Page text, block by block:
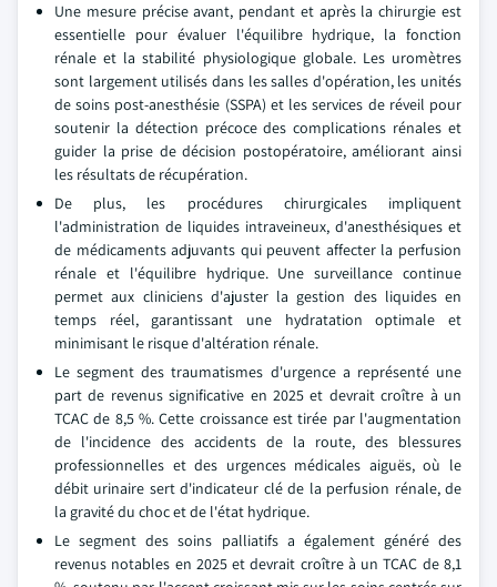
Une mesure précise avant, pendant et après la chirurgie est
essentielle pour évaluer l'équilibre hydrique, la fonction
rénale et la stabilité physiologique globale. Les uromètres
sont largement utilisés dans les salles d'opération, les unités
de soins post-anesthésie (SSPA) et les services de réveil pour
soutenir la détection précoce des complications rénales et
guider la prise de décision postopératoire, améliorant ainsi
les résultats de récupération.
De plus, les procédures chirurgicales impliquent
l'administration de liquides intraveineux, d'anesthésiques et
de médicaments adjuvants qui peuvent affecter la perfusion
rénale et l'équilibre hydrique. Une surveillance continue
permet aux cliniciens d'ajuster la gestion des liquides en
temps réel, garantissant une hydratation optimale et
minimisant le risque d'altération rénale.
Le segment des traumatismes d'urgence a représenté une
part de revenus significative en 2025 et devrait croître à un
TCAC de 8,5 %. Cette croissance est tirée par l'augmentation
de l'incidence des accidents de la route, des blessures
professionnelles et des urgences médicales aiguës, où le
débit urinaire sert d'indicateur clé de la perfusion rénale, de
la gravité du choc et de l'état hydrique.
Le segment des soins palliatifs a également généré des
revenus notables en 2025 et devrait croître à un TCAC de 8,1